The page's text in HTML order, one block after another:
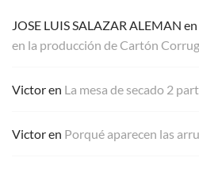
JOSE LUIS SALAZAR ALEMAN en
en la producción de Cartón
Victoren La mesa de secado 2
Victoren Porqué aparecen las